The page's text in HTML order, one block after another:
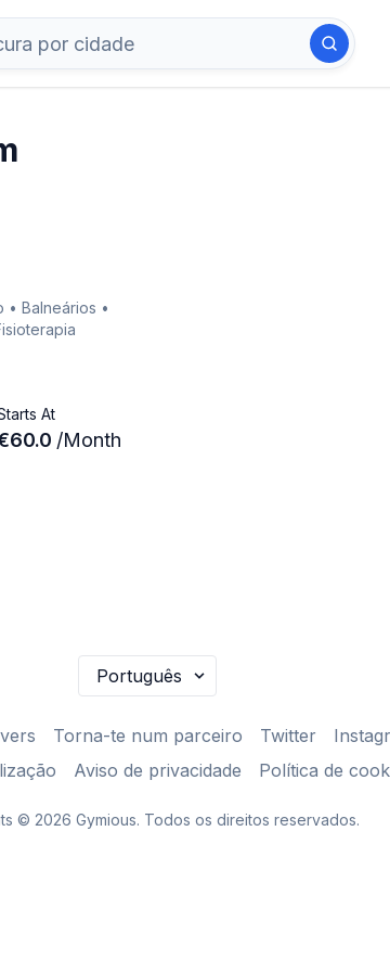
• Balneários •
At
/Month
Torna-te num parceiro Twitter
Aviso de privacidade Política de
© 2026 Gymious. Todos os direitos reservados.